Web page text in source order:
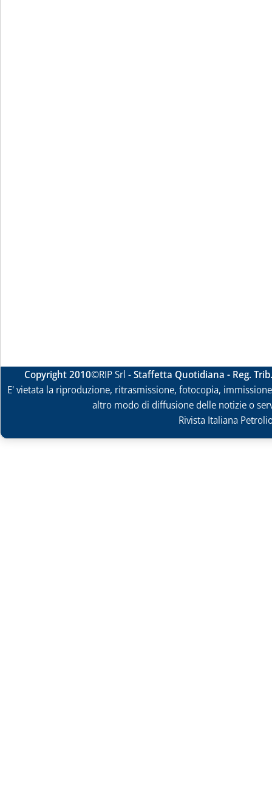
Copyright 2010©RIP Srl -Staffetta Quotidiana - Reg.
E' vietata la riproduzione, ritrasmissione, fotocopia,
altro modo di diffusione delle notizie o
Rivista Italiana